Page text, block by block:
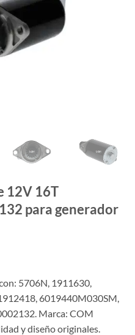
12V 16T
para generador
5706N, 1911630,
6019440M030SM,
Marca: COM
y diseño originales.